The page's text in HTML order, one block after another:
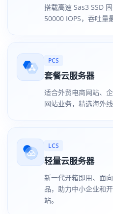
搭载高速 Sas3 SSD
50000 IOPS，吞吐量
PCS
套餐云服务器
适合外贸电商网站、
网站业务，精选海外
LCS
轻量云服务器
新一代开箱即用、面
品，助力中小企业和
站。